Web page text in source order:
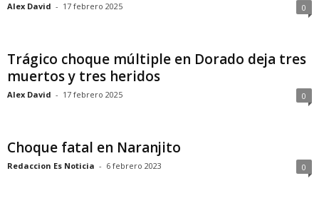
Alex David - 17 febrero 2025 0
Trágico choque múltiple en Dorado deja tres
muertos y tres heridos
Alex David - 17 febrero 2025 0
Choque fatal en Naranjito
Redaccion Es Noticia - 6 febrero 2023 0